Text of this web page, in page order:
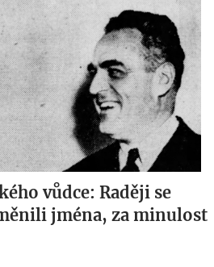
vůdce: Raději se
jména, za minulost